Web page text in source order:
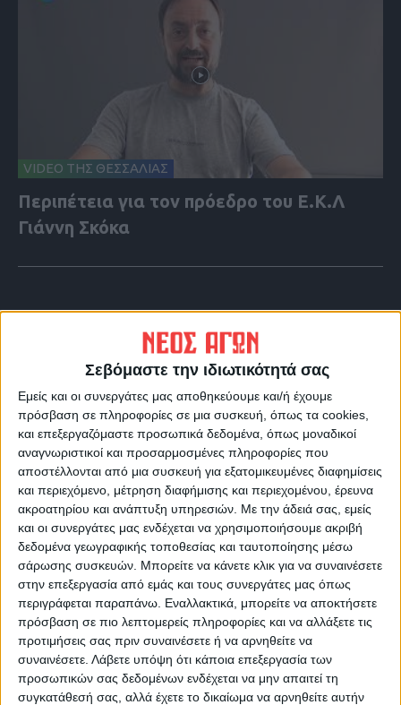
Σεβόμαστε την ιδιωτικότητά σας
Εμείς και οι συνεργάτες μας αποθηκεύουμε και/ή έχουμε
πρόσβαση σε πληροφορίες σε μια συσκευή, όπως τα cookies,
και επεξεργαζόμαστε προσωπικά δεδομένα, όπως μοναδικοί
αναγνωριστικοί και προσαρμοσμένες πληροφορίες που
αποστέλλονται από μια συσκευή για εξατομικευμένες διαφημίσεις
και περιεχόμενο, μέτρηση διαφήμισης και περιεχομένου, έρευνα
ακροατηρίου και ανάπτυξη υπηρεσιών. Με την άδειά σας, εμείς
και οι συνεργάτες μας ενδέχεται να χρησιμοποιήσουμε ακριβή
δεδομένα γεωγραφικής τοποθεσίας και ταυτοποίησης μέσω
σάρωσης συσκευών. Μπορείτε να κάνετε κλικ για να συναινέσετε
στην επεξεργασία από εμάς και τους συνεργάτες μας όπως
περιγράφεται παραπάνω. Εναλλακτικά, μπορείτε να αποκτήσετε
πρόσβαση σε πιο λεπτομερείς πληροφορίες και να αλλάξετε τις
προτιμήσεις σας πριν συναινέσετε ή να αρνηθείτε να
συναινέσετε. Λάβετε υπόψη ότι κάποια επεξεργασία των
προσωπικών σας δεδομένων ενδέχεται να μην απαιτεί τη
συγκατάθεσή σας, αλλά έχετε το δικαίωμα να αρνηθείτε αυτήν
VIDEO ΤΗΣ ΘΕΣΣΑΛΙΑΣ
Περιπέτεια για τον πρόεδρο του Ε.Κ.Λ
Γιάννη Σκόκα
VIDEO ΤΗΣ ΘΕΣΣΑΛΙΑΣ
Φοιτητική στέγη